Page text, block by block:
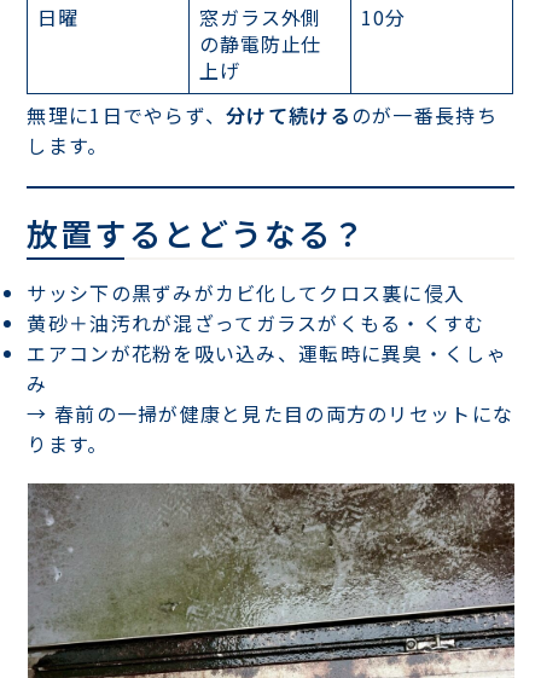
日曜
窓ガラス外側
の静電防止仕
上げ
10分
無理に1日でやらず、分けて続けるのが一番長持ち
します。
放置するとどうなる？
サッシ下の黒ずみがカビ化してクロス裏に侵入
黄砂＋油汚れが混ざって ガラスがくもる・くすむ
エアコンが花粉を吸い込み、運転時に異臭・くしゃ
み
→ 春前の一掃が健康と見た目の両方のリセット にな
ります。